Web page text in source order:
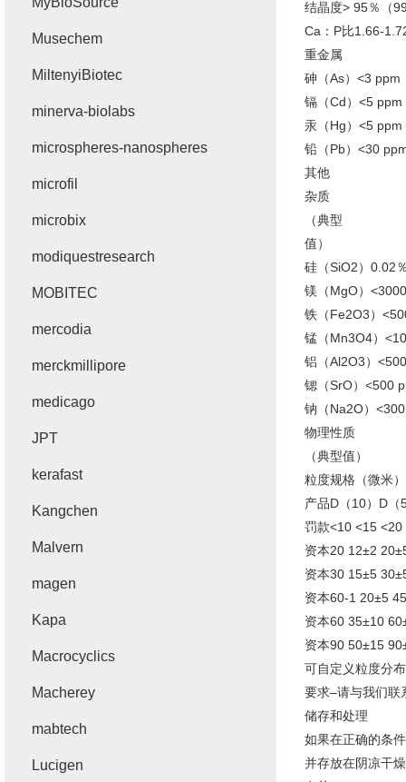
结晶度> 95％（
Ca：P比1.66-
重金属
砷（As）<3 ppm
镉（Cd）<5 ppm
汞（Hg）<5 ppm
铅（Pb）<30
其他
杂质
（典型
值）
硅（SiO2）0.02
镁（MgO）
铁（Fe2O3）
锰（Mn3O4）
铝（Al2O3）
锶（SrO）<500
钠（Na2O）
物理性质
（典型值）
粒度规格（微米）
产品D（10）D（
罚款<10 <15 <20
资本20 12±2
资本30 15±5
资本60-1 20±5
资本60 35±10
资本90 50±15
可自定义粒度分布
要求–请与我们联
储存和处理
如果在正确的条
并存放在阴凉干
Musechem
MiltenyiBiotec
minerva-biolabs
microspheres-nanospheres
microfil
microbix
modiquestresearch
MOBITEC
mercodia
merckmillipore
medicago
JPT
kerafast
Kangchen
Malvern
magen
Kapa
Macrocyclics
Macherey
mabtech
Lucigen